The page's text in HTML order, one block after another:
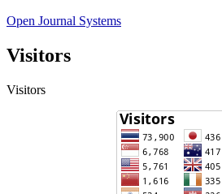
Open Journal Systems
Visitors
Visitors